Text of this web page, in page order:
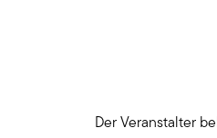
Der Veranstalter